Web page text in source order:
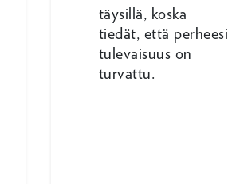
täysillä, koska
tiedät, että perheesi
tulevaisuus on
turvattu.